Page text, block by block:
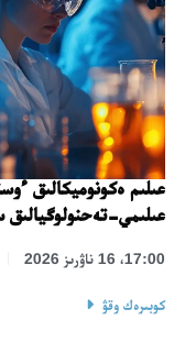
عىلىم ەكونوميكالىق
عىلىمي-تەحنولوگيالىق
17:00، 16 ناۋرىز 2026
كوبىرەك وقۋ